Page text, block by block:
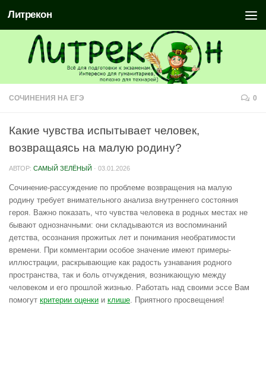
Литрекон
СОЧИНЕНИЯ НА ЕГЭ 0
Какие чувства испытывает человек,
возвращаясь на малую родину?
АВТОР: САМЫЙ ЗЕЛЁНЫЙ · 03.01.2026
Сочинение-рассуждение по проблеме возвращения на малую
родину требует внимательного анализа внутреннего состояния
героя. Важно показать, что чувства человека в родных местах не
бывают однозначными: они складываются из воспоминаний
детства, осознания прожитых лет и понимания необратимости
времени. При комментарии особое значение имеют примеры-
иллюстрации, раскрывающие как радость узнавания родного
пространства, так и боль отчуждения, возникающую между
человеком и его прошлой жизнью. Работать над своими эссе Вам
помогут критерии оценки и клише. Приятного просвещения!